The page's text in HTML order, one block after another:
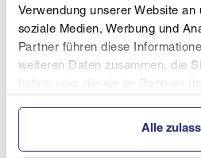
Verwendung unserer Website
soziale Medien, Werbung und
Partner führen diese
weiteren Daten zusammen, die
Alle